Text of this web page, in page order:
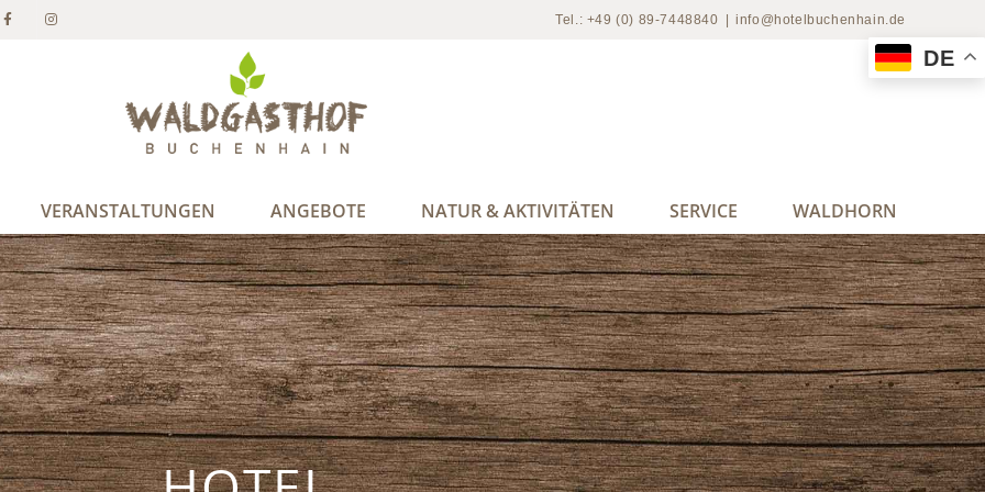
Tel.: +49 (0) 89-7448840 info@hotelbuchenhain.de
VERANSTALTUNGEN ANGEBOTE NATUR & AKTIVITÄTEN SERVICE WALDHORN
DE